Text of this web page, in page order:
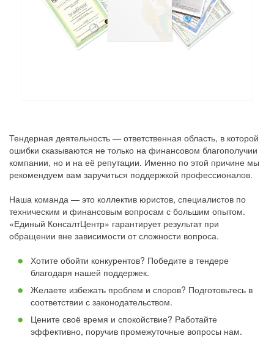
Тендерная деятельность — ответственная область, в которой
ошибки сказываются не только на финансовом благополучии
компании, но и на её репутации. Именно по этой причине мы
рекомендуем вам заручиться поддержкой профессионалов.
Наша команда — это коллектив юристов, специалистов по
техническим и финансовым вопросам с большим опытом.
«Единый КонсалтЦентр» гарантирует результат при
обращении вне зависимости от сложности вопроса.
Хотите обойти конкурентов? Победите в тендере
благодаря нашей поддержек.
Желаете избежать проблем и споров? Подготовьтесь в
соответствии с законодательством.
Цените своё время и спокойствие? Работайте
эффективно, поручив промежуточные вопросы нам.